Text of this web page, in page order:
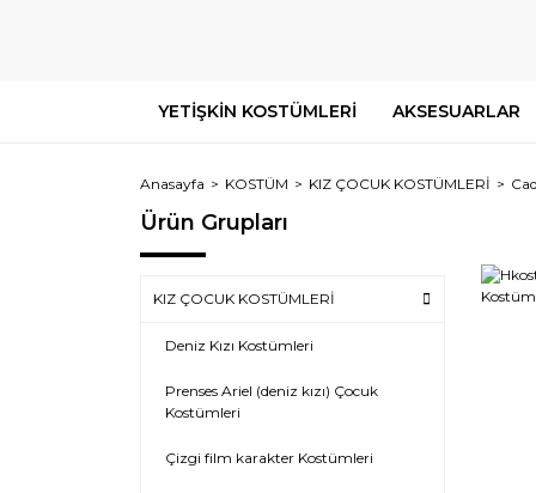
YETİŞKİN KOSTÜMLERİ AKSESUARLAR
Anasayfa KOSTÜM KIZ ÇOCUK KOSTÜMLERİ
Ürün Grupları
KIZ ÇOCUK KOSTÜMLERİ
Deniz Kızı Kostümleri
Prenses Ariel (deniz kızı) Çocuk
Kostümleri
Çizgi film karakter Kostümleri